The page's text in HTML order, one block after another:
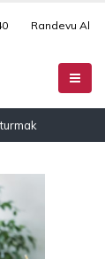
Randevu Al